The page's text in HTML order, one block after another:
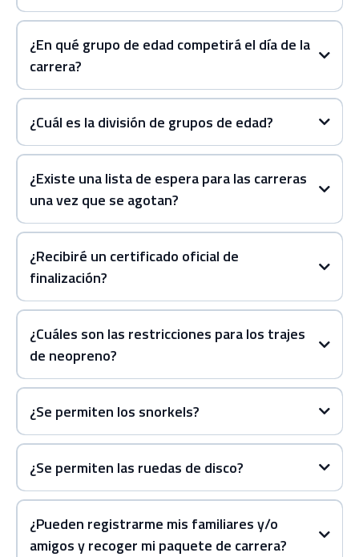
¿En qué grupo de edad competirá el día de la
carrera?
¿Cuál es la división de grupos de edad?
¿Existe una lista de espera para las carreras
una vez que se agotan?
¿Recibiré un certificado oficial de
finalización?
¿Cuáles son las restricciones para los trajes
de neopreno?
está permitido si la temperatura
es de
¿Se permiten los snorkels?
¿Se permiten las ruedas de disco?
¿Pueden registrarme mis familiares y/o
amigos y recoger mi paquete de carrera?